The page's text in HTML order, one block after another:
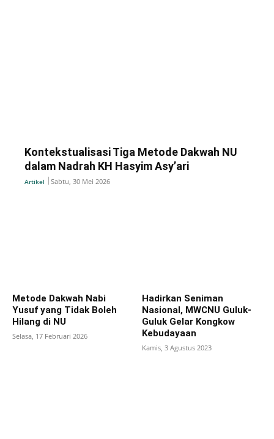
Kontekstualisasi Tiga Metode Dakwah NU
dalam Nadrah KH Hasyim Asy’ari
Artikel Sabtu, 30 Mei 2026
Metode Dakwah Nabi
Yusuf yang Tidak Boleh
Hilang di NU
Selasa, 17 Februari 2026
Hadirkan Seniman
Nasional, MWCNU Guluk-
Guluk Gelar Kongkow
Kebudayaan
Kamis, 3 Agustus 2023